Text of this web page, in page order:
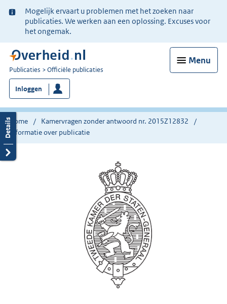
Ter
informatie:
Mogelijk ervaart u problemen met het zoeken naar
publicaties. We werken aan een oplossing. Excuses voor
het ongemak.
Menu
U
bent
nu
hier:
Publicaties Officiële publicaties
Inloggen
Home
Kamervragen zonder antwoord nr. 2015Z12832
Informatie over publicatie